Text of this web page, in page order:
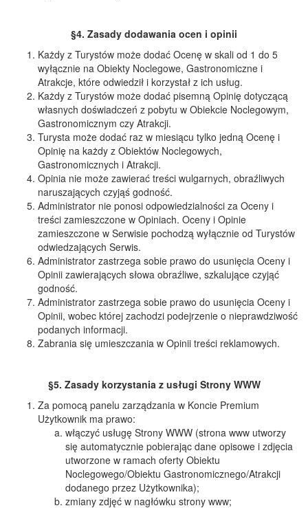
§4. Zasady dodawania ocen i opinii
Każdy z Turystów może dodać Ocenę w skali od 1 do 5
wyłącznie na Obiekty Noclegowe, Gastronomiczne i
Atrakcje, które odwiedził i korzystał z ich usług.
Każdy z Turystów może dodać pisemną Opinię dotyczącą
własnych doświadczeń z pobytu w Obiekcie Noclegowym,
Gastronomicznym czy Atrakcji.
Turysta może dodać raz w miesiącu tylko jedną Ocenę i
Opinię na każdy z Obiektów Noclegowych,
Gastronomicznych i Atrakcji.
Opinia nie może zawierać treści wulgarnych, obraźliwych
naruszających czyjąś godność.
Administrator nie ponosi odpowiedzialności za Oceny i
treści zamieszczone w Opiniach. Oceny i Opinie
zamieszczone w Serwisie pochodzą wyłącznie od Turystów
odwiedzających Serwis.
Administrator zastrzega sobie prawo do usunięcia Oceny i
Opinii zawierających słowa obraźliwe, szkalujące czyjąć
godność.
Administrator zastrzega sobie prawo do usunięcia Oceny i
Opinii, wobec której zachodzi podejrzenie o nieprawdziwość
podanych informacji.
Zabrania się umieszczania w Opinii treści reklamowych.
§5. Zasady korzystania z usługi Strony WWW
Za pomocą panelu zarządzania w Koncie Premium
Użytkownik ma prawo:
włączyć usługę Strony WWW (strona www utworzy
się automatycznie pobierając dane opisowe i zdjęcia
utworzone w ramach oferty Obiektu
Noclegowego/Obiektu Gastronomicznego/Atrakcji
dodanego przez Użytkownika);
zmiany zdjęć w nagłówku strony www;